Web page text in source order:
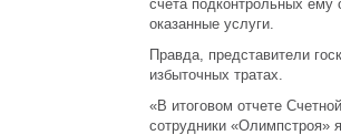
счета подконтрольных ему
оказанные услуги.
Правда, представители
избыточных тратах.
«В итоговом отчете
сотрудники «Олимпстроя»